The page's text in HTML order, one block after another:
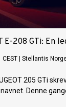
E-208 GTi: En
Stellantis
205 GTi
Denne